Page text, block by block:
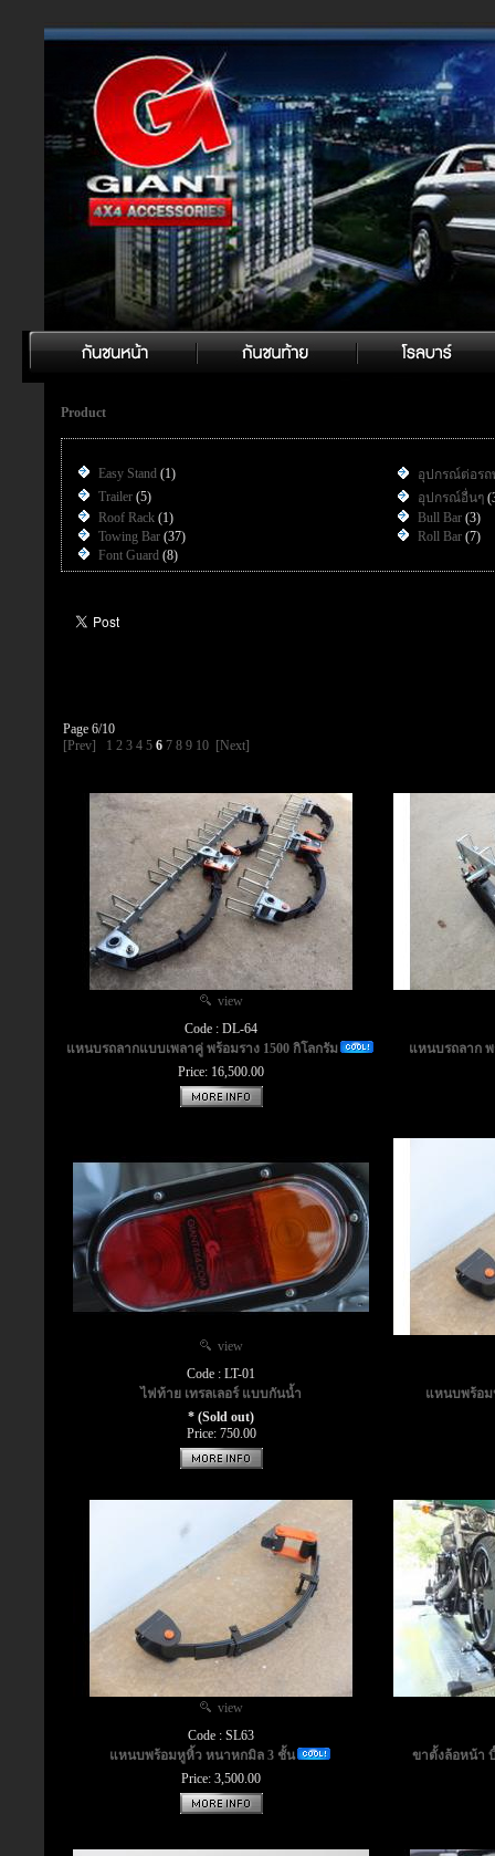
Product
Easy Stand (1)
อุปกรณ์ต่อรถ
Trailer (5) อุปกรณ์อื่นๆ
Roof Rack (1) Bull Bar (3)
Towing Bar (37) Roll Bar (7)
Font Guard (8)
Page 6/10
[Prev]
1 2 3 4 5 6 7 8 9 10 [Next]
view
Code : DL-64
แหนบรถลากแบบเพลาคู่ พร้อมราง 1500 กิโลกรัม
Price: 16,500.00
แหนบรถลาก พ
view
Code : LT-01
ไฟท้าย เทรลเลอร์ แบบกันน้ำ
* (Sold out)
Price: 750.00
แหนบพร้อ
view
Code : SL63
แหนบพร้อมหูหิ้ว หนาหกมิล 3 ชั้น
Price: 3,500.00
ขาตั้งล้อหน้า